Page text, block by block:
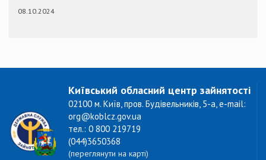
08.10.2024
Київський обласний центр зайнятості
02100 м. Київ, пров. Будівельників, 5-а, e-mail:
org@koblcz.gov.ua
тел.: 0 800 219719
(044)3650368
(переглянути на карті)